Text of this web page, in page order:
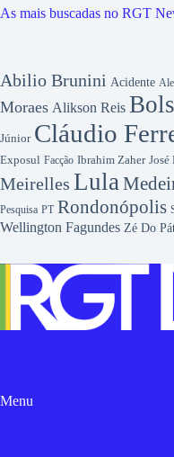
As mais buscadas no RGT
Abilio Brunini Acidente
Moraes Alikson Reis
Júnior Cláudio
Exposul Facção Ibrahim Zaher José
Meirelles Lula
Pesquisa PT Rondonópolis
Wellington Fagundes Zé Do
Menu